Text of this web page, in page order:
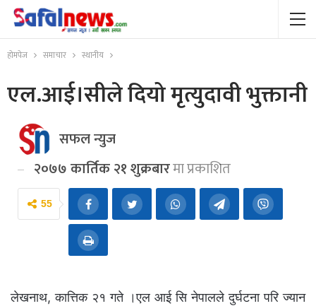
होमपेज समाचार स्थानीय
एल.आई।सीले दियो मृत्युदावी भुक्तानी
सफल न्युज
२०७७ कार्तिक २१ शुक्रबारमा प्रकाशित
55
लेखनाथ, कात्तिक २१ गते ।एल आई सि नेपालले दुर्घटना परि ज्यान